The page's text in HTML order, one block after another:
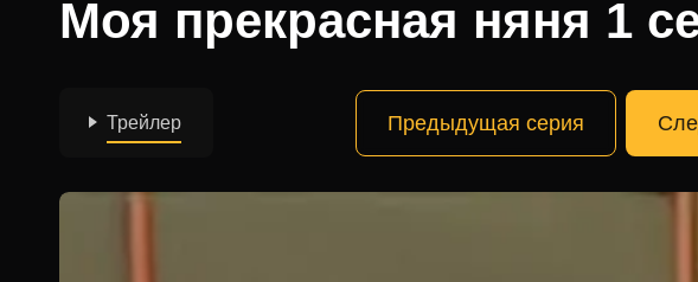
Моя прекрасная няня 1
Трейлер Предыдущая серия